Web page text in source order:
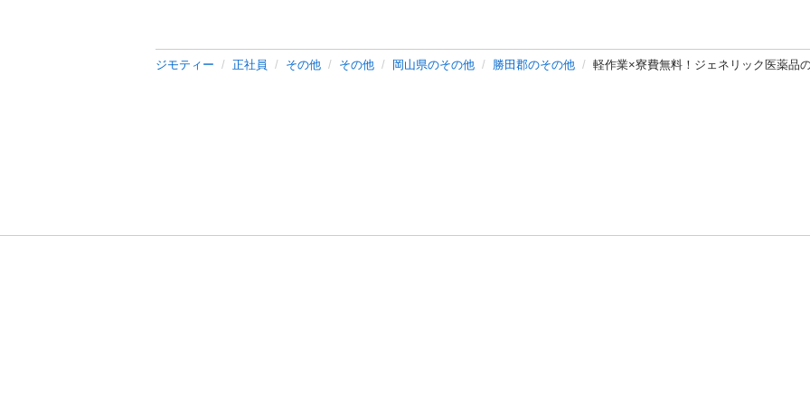
ジモティー 正社員 その他 その他 岡山県のその他 勝田郡のその他 軽作業×寮費無料！ジェネリック医薬品